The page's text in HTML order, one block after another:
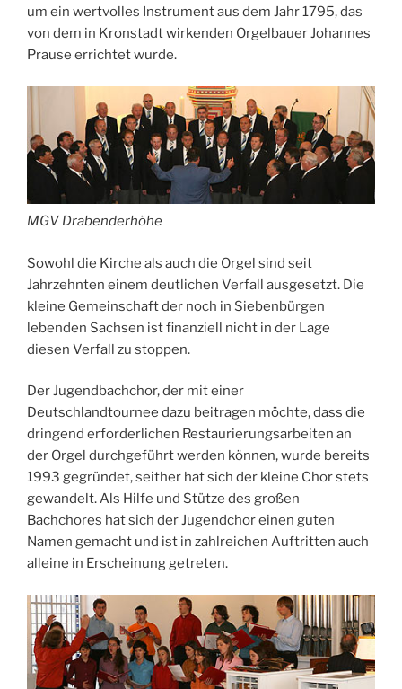
um ein wertvolles Instrument aus dem Jahr 1795, das
von dem in Kronstadt wirkenden Orgelbauer Johannes
Prause errichtet wurde.
MGV Drabenderhöhe
Sowohl die Kirche als auch die Orgel sind seit
Jahrzehnten einem deutlichen Verfall ausgesetzt. Die
kleine Gemeinschaft der noch in Siebenbürgen
lebenden Sachsen ist finanziell nicht in der Lage
diesen Verfall zu stoppen.
Der Jugendbachchor, der mit einer
Deutschlandtournee dazu beitragen möchte, dass die
dringend erforderlichen Restaurierungsarbeiten an
der Orgel durchgeführt werden können, wurde bereits
1993 gegründet, seither hat sich der kleine Chor stets
gewandelt. Als Hilfe und Stütze des großen
Bachchores hat sich der Jugendchor einen guten
Namen gemacht und ist in zahlreichen Auftritten auch
alleine in Erscheinung getreten.